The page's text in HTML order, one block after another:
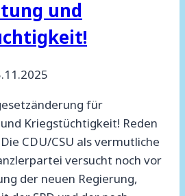
und
für
Kriegstüchtigkeit! Reden
CDU/CSU als vermutliche
versucht noch vor
der neuen Regierung,